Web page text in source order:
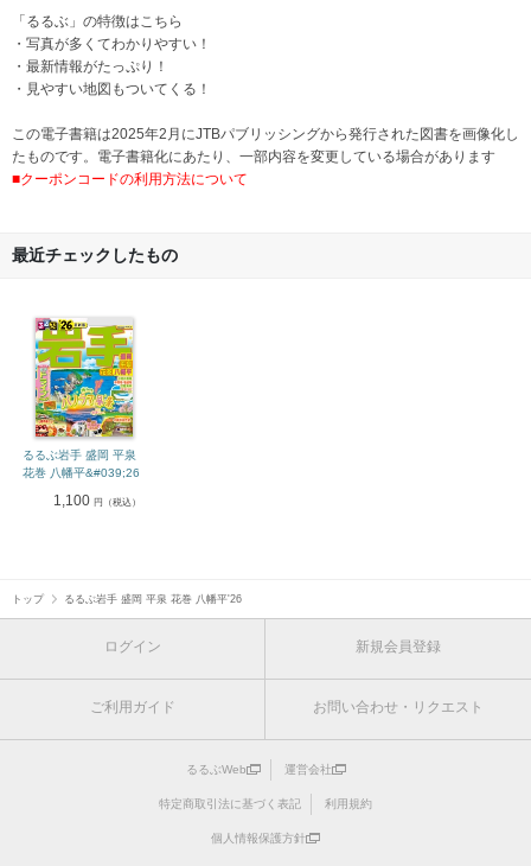
「るるぶ」の特徴はこちら
・写真が多くてわかりやすい！
・最新情報がたっぷり！
・見やすい地図もついてくる！
この電子書籍は2025年2月にJTBパブリッシングから発行された図書を画像化し
たものです。電子書籍化にあたり、一部内容を変更している場合があります
■クーポンコードの利用方法について
最近チェックしたもの
るるぶ岩手 盛岡 平泉
花巻 八幡平&#039;26
1,100円（税込）
トップ るるぶ岩手 盛岡 平泉 花巻 八幡平'26
ログイン 新規会員登録
ご利用ガイド お問い合わせ・リクエスト
るるぶWeb 運営会社
特定商取引法に基づく表記 利用規約
個人情報保護方針